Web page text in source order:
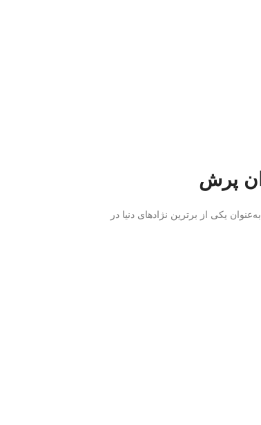
هستند. KWPN به‌عنوان یکی از برترین نژادهای دنیا در